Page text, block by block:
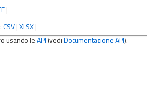
|
CSV |XLSX |
usando leAPI (vediDocumentazione API).